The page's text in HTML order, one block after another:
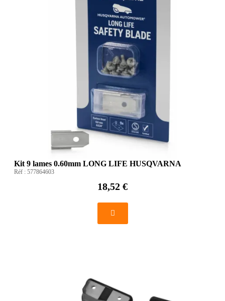
Kit 9 lames 0.60mm LONG LIFE HUSQVARNA
Réf : 577864603
18,52 €